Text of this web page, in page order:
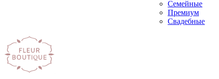
Семейные
Премиум
Свадебные